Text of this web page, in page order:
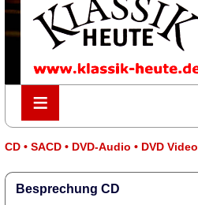
≡
≡
CD • SACD • DVD-Audio • DVD Video
Besprechung CD